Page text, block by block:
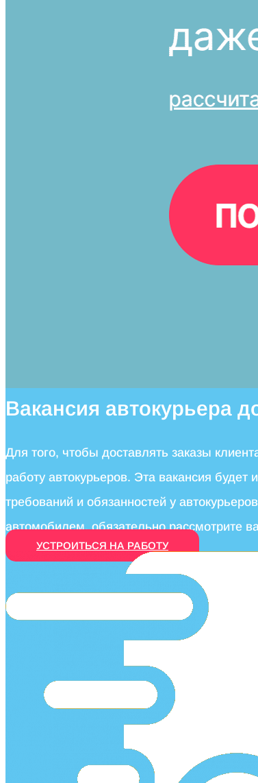
Вакансия автокурьера
Для того, чтобы доставлять заказы
работу автокурьеров. Эта вакансия
требований и обязанностей у
автомобилем, обязательно рассмотрите
УСТРОИТЬСЯ НА РАБОТУ